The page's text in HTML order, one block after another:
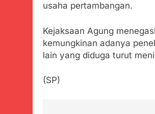
usaha pertambangan.
Kejaksaan Agung
kemungkinan adanya
lain yang diduga turut
(SP)